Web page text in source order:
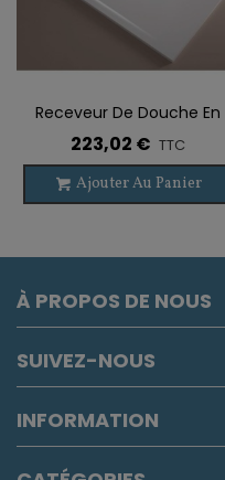
Receveur De Douche En
Résine LIBRA
223,02 € TTC
Ajouter Au Panier
À PROPOS DE NOUS
SUIVEZ-NOUS
INFORMATION